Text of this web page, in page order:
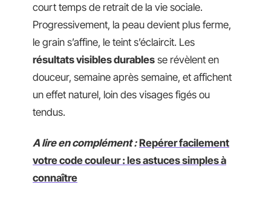
court temps de retrait de la vie sociale.
Progressivement, la peau devient plus ferme,
le grain s’affine, le teint s’éclaircit. Les
résultats visibles durables se révèlent en
douceur, semaine après semaine, et affichent
un effet naturel, loin des visages figés ou
tendus.
A lire en complément : Repérer facilement
votre code couleur : les astuces simples à
connaître